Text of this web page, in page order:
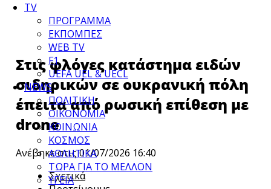
TV
ΠΡΟΓΡΑΜΜΑ
ΕΚΠΟΜΠΕΣ
WEB TV
F1
UEFA UEL & UECL
NEWS
ΠΟΛΙΤΙΚΗ
ΟΙΚΟΝΟΜΙΑ
ΚΟΙΝΩΝΙΑ
ΚΟΣΜΟΣ
ΑΘΛΗΤΙΚΑ
ΤΩΡΑ ΓΙΑ ΤΟ ΜΕΛΛΟΝ
ΥΓΕΙΑ
Στις φλόγες κατάστημα ειδών
σιδηρικών σε ουκρανική πόλη
έπειτα από ρωσική επίθεση με
drone
Ανέβηκε στις 01/07/2026 16:40
Σχετικά